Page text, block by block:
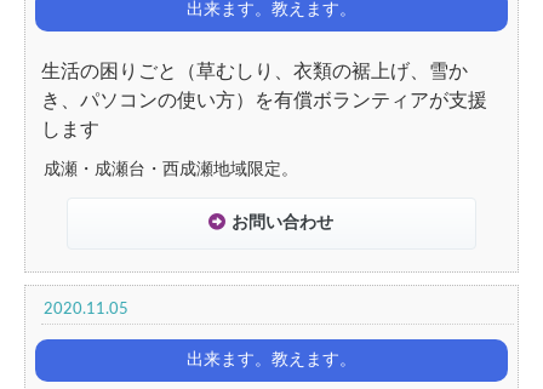
出来ます。教えます。
生活の困りごと（草むしり、衣類の裾上げ、雪か
き、パソコンの使い方）を有償ボランティアが支援
します
成瀬・成瀬台・西成瀬地域限定。
お問い合わせ
2020.11.05
出来ます。教えます。